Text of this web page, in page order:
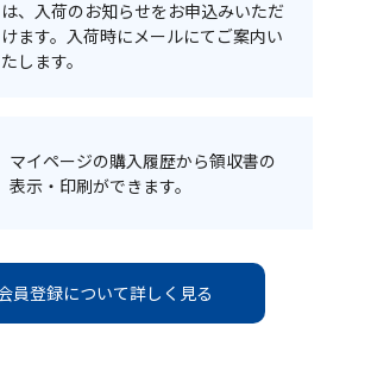
は、入荷のお知らせをお申込みいただ
けます。入荷時にメールにてご案内い
たします。
マイページの購入履歴から領収書の
表示・印刷ができます。
員登録について詳しく見る